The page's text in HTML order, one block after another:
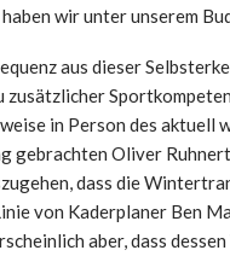
haben wir unter unserem
aus dieser
zusätzlicher
in Person des aktuell
gebrachten Oliver
dass die
von Kaderplaner Ben
aber, dass